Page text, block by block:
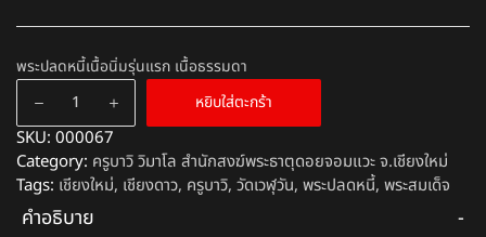
พระปลดหนี้เนื้อนิ่มรุ่นแรก เนื้อธรรมดา
หยิบใส่ตะกร้า
SKU: 000067
Category: ครูบาวิ วิมาโล สำนักสงฆ์พระธาตุดอยจอมแวะ จ.เชียงใหม่
Tags: เชียงใหม่, เชียงดาว, ครูบาวิ, วัดเวฬุวัน, พระปลดหนี้, พระสมเด็จ
คำอธิบาย